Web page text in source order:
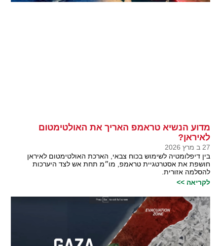
מדוע הנשיא טראמפ האריך את האולטימטום
לאיראן?
27 ב מרץ 2026
בין דיפלומטיה לשימוש בכוח צבאי, הארכת האולטימטום לאיראן
חושפת את אסטרטגיית טראמפ, מו״מ תחת אש לצד היערכות
להסלמה אזורית.
לקריאה >>